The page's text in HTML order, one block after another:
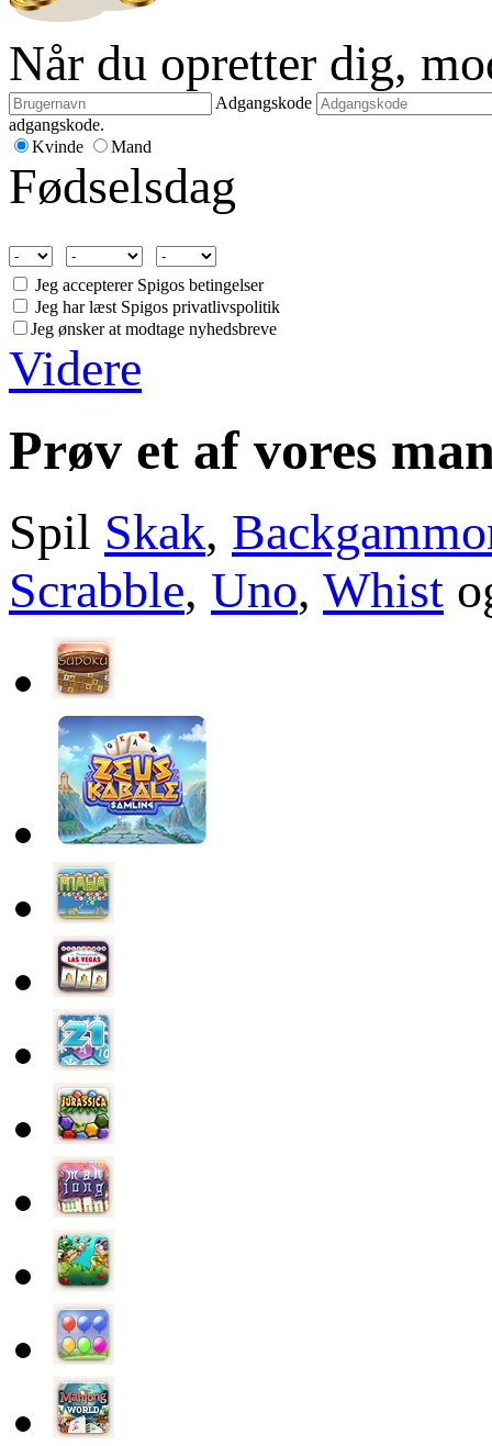
Når du opretter dig,
Adgangskode
adgangskode.
Kvinde
Mand
Fødselsdag
Jeg accepterer Spigos betingelser
Jeg har læst Spigos privatlivspolitik
Jeg ønsker at modtage nyhedsbreve
Videre
Prøv et af vores
Spil Skak,
Scrabble, Uno, Whist